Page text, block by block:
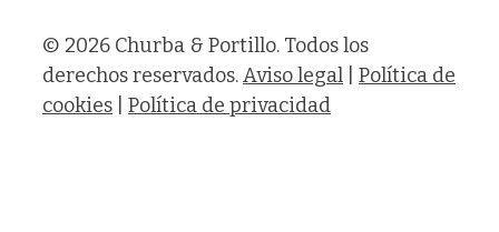
© 2026 Churba & Portillo. Todos los
derechos reservados.Aviso legal
Política de
cookies
Política de privacidad